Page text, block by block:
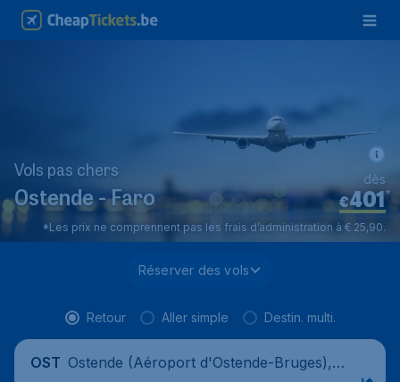
Vols pas chers
Ostende - Faro €401*
dès
*Les prix ne comprennent pas les frais d’administration à € 25,90.
Réserver des vols
Retour Aller simple Destin. multi.
OST Ostende (Aéroport d'Ostende-Bruges), B